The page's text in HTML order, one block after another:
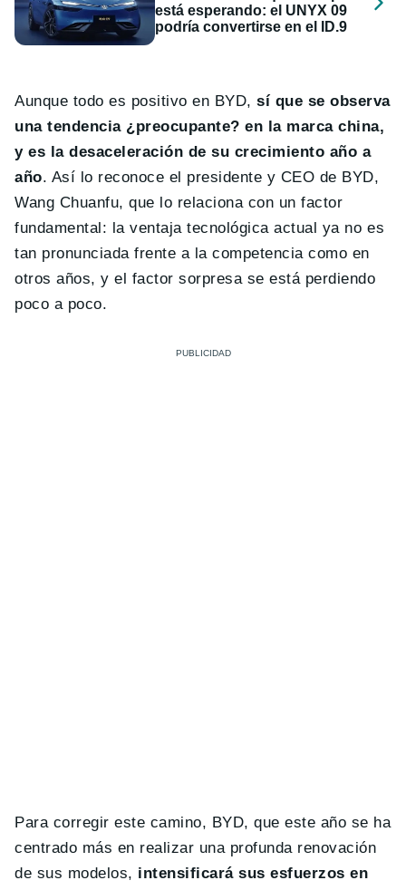
está esperando: el UNYX 09
podría convertirse en el ID.9
Aunque todo es positivo en BYD,sí que se observa
una tendencia ¿preocupante? en la marca china,
y es la desaceleración de su crecimiento año a
año. Así lo reconoce el presidente y CEO de BYD,
Wang Chuanfu, que lo relaciona con un factor
fundamental: la ventaja tecnológica actual ya no es
tan pronunciada frente a la competencia como en
otros años, y el factor sorpresa se está perdiendo
poco a poco.
Para corregir este camino, BYD, que este año se ha
centrado más en realizar una profunda renovación
de sus modelos, intensificará sus esfuerzos en